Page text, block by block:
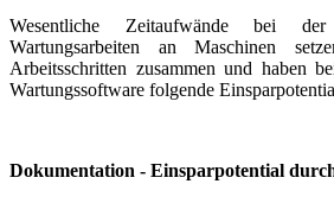
Wesentliche Zeitaufwände bei
Wartungsarbeiten an Maschinen
Arbeitsschritten zusammen und haben
Wartungssoftware folgende
Dokumentation - Einsparpotential